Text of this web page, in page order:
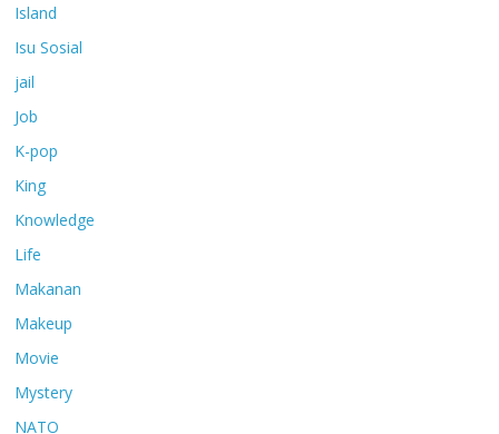
Island
Isu Sosial
jail
Job
K-pop
King
Knowledge
Life
Makanan
Makeup
Movie
Mystery
NATO